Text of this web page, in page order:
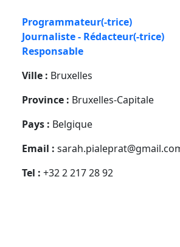
Programmateur(-trice)
Journaliste - Rédacteur(-trice)
Responsable
Ville : Bruxelles
Province : Bruxelles-Capitale
Pays : Belgique
Email :
Tel : +32 2 217 28 92